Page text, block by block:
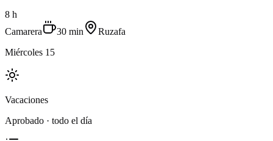
8 h
Camarera
30 min
Ruzafa
Miércoles 15
Vacaciones
Aprobado · todo el día